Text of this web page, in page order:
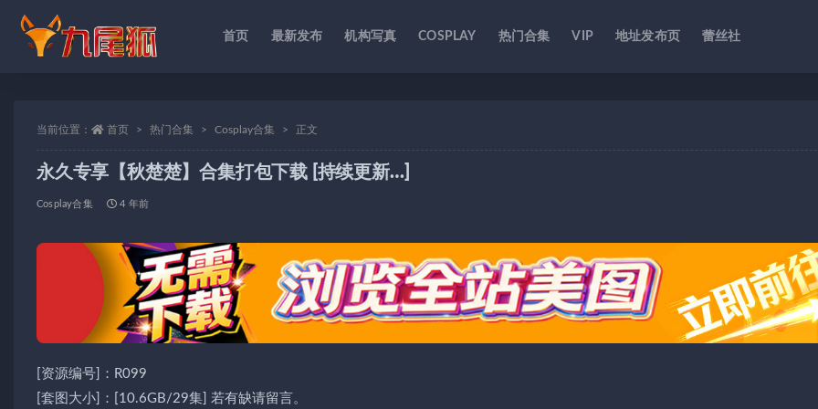
首页 最新发布 机构写真 COSPLAY 热门合集 VIP 地址发布页 蕾丝社
当前位置： 首页 热门合集 Cosplay合集 正文
永久专享【秋楚楚】合集打包下载 [持续更新…]
Cosplay合集 4 年前
[资源编号]：R099
[套图大小]：[10.6GB/29集] 若有缺请留言。